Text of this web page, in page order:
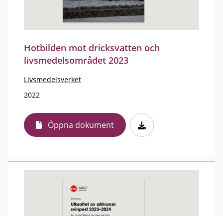
Hotbilden mot dricksvatten och
livsmedelsområdet 2023
Livsmedelsverket
2022
Öppna dokument